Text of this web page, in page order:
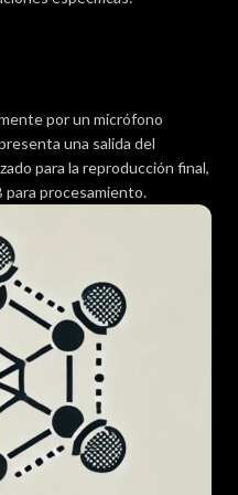
por un micrófono
una salida del
para la reproducción final,
para procesamiento.